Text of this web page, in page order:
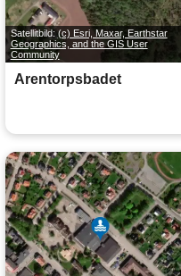
Satellitbild:(c) Esri, Maxar, Earthstar
Geographics, and the GIS User
Community
Arentorpsbadet